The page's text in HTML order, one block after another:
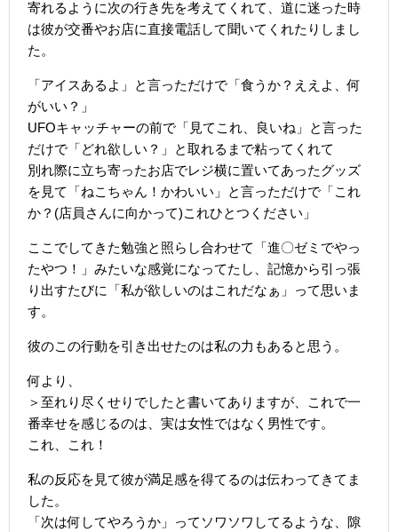
寄れるように次の行き先を考えてくれて、道に迷った時
は彼が交番やお店に直接電話して聞いてくれたりしまし
た。
「アイスあるよ」と言っただけで「食うか？ええよ、何
がいい？」
UFOキャッチャーの前で「見てこれ、良いね」と言った
だけで「どれ欲しい？」と取れるまで粘ってくれて
別れ際に立ち寄ったお店でレジ横に置いてあったグッズ
を見て「ねこちゃん！かわいい」と言っただけで「これ
か？(店員さんに向かって)これひとつください」
ここでしてきた勉強と照らし合わせて「進〇ゼミでやっ
たやつ！」みたいな感覚になってたし、記憶から引っ張
り出すたびに「私が欲しいのはこれだなぁ」って思いま
す。
彼のこの行動を引き出せたのは私の力もあると思う。
何より、
＞至れり尽くせりでしたと書いてありますが、これで一
番幸せを感じるのは、実は女性ではなく男性です。
これ、これ！
私の反応を見て彼が満足感を得てるのは伝わってきてま
した。
「次は何してやろうか」ってソワソワしてるような、隙